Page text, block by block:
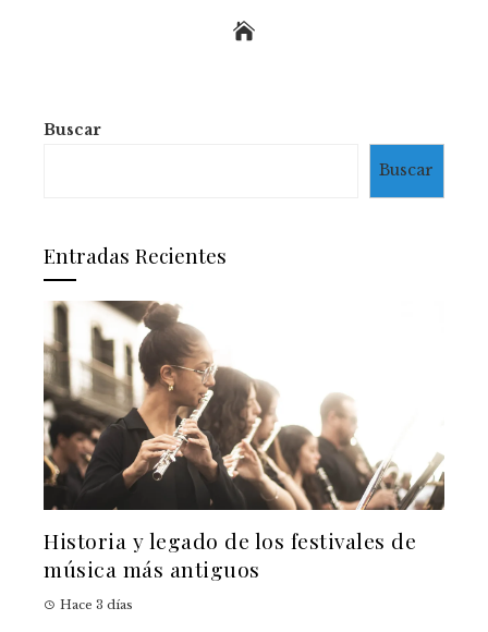
Buscar
Buscar
Entradas Recientes
Historia y legado de los festivales de
música más antiguos
Hace 3 días